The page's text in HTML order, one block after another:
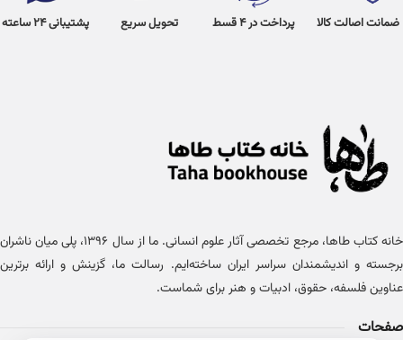
ضمانت اصالت کالا پرداخت در 4 قسط تحویل سریع پشتیبانی 24 ساعته
خانه کتاب طاها، مرجع تخصصی آثار علوم انسانی. ما از سال ۱۳۹۶، پلی میان ناشران
برجسته و اندیشمندان سراسر ایران ساخته‌ایم. رسالت ما، گزینش و ارائه برترین
عناوین فلسفه، حقوق، ادبیات و هنر برای شماست.
صفحات